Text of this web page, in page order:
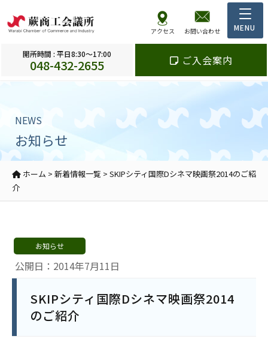
アクセス お問い合わせ
開所時間 : 平日8:30～17:00
048-432-2655 ご入会案内
NEWS
お知らせ
ホーム > 新着情報一覧 > SKIPシティ国際Dシネマ映画祭2014のご紹
介
公開日：2014年7月11日
お知らせ
SKIPシティ国際Dシネマ映画祭2014
のご紹介